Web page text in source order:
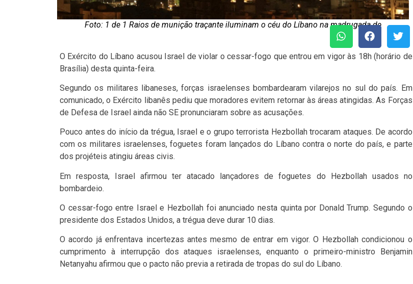
Foto: 1 de 1 Raios de munição traçante iluminam o céu do Líbano na madrugada de
O Exército do Líbano acusou Israel de violar o cessar-fogo que entrou em vigor às 18h (horário de
Brasília) desta quinta-feira.
Segundo os militares libaneses, forças israelenses bombardearam vilarejos no sul do país. Em
comunicado, o Exército libanês pediu que moradores evitem retornar às áreas atingidas. As Forças
de Defesa de Israel ainda não SE pronunciaram sobre as acusações.
Pouco antes do início da trégua, Israel e o grupo terrorista Hezbollah trocaram ataques. De acordo
com os militares israelenses, foguetes foram lançados do Líbano contra o norte do país, e parte
dos projéteis atingiu áreas civis.
Em resposta, Israel afirmou ter atacado lançadores de foguetes do Hezbollah usados no
bombardeio.
O cessar-fogo entre Israel e Hezbollah foi anunciado nesta quinta por Donald Trump. Segundo o
presidente dos Estados Unidos, a trégua deve durar 10 dias.
O acordo já enfrentava incertezas antes mesmo de entrar em vigor. O Hezbollah condicionou o
cumprimento à interrupção dos ataques israelenses, enquanto o primeiro-ministro Benjamin
Netanyahu afirmou que o pacto não previa a retirada de tropas do sul do Líbano.